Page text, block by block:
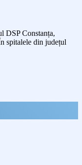
DSP Constanța,
spitalele din județul